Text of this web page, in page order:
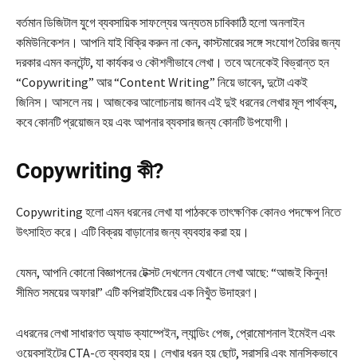
বর্তমান ডিজিটাল যুগে ব্যবসায়িক সাফল্যের অন্যতম চাবিকাঠি হলো অনলাইন
কমিউনিকেশন। আপনি যাই বিক্রি করুন না কেন, কাস্টমারের সঙ্গে সংযোগ তৈরির জন্য
দরকার এমন কনটেন্ট, যা কার্যকর ও কৌশলীভাবে লেখা। তবে অনেকেই বিভ্রান্ত হন
“Copywriting” আর “Content Writing” নিয়ে ভাবেন, দুটো একই
জিনিস। আসলে নয়। আজকের আলোচনায় জানব এই দুই ধরনের লেখার মূল পার্থক্য,
কবে কোনটি প্রয়োজন হয় এবং আপনার ব্যবসার জন্য কোনটি উপযোগী।
Copywriting কী?
Copywriting হলো এমন ধরনের লেখা যা পাঠককে তাৎক্ষণিক কোনও পদক্ষেপ নিতে
উৎসাহিত করে। এটি বিক্রয় বাড়ানোর জন্য ব্যবহার করা হয়।
যেমন, আপনি কোনো বিজ্ঞাপনের টেক্সট দেখলেন যেখানে লেখা আছে: “আজই কিনুন!
সীমিত সময়ের অফার!” এটি কপিরাইটিংয়ের এক নিখুঁত উদাহরণ।
এধরনের লেখা সাধারণত অ্যাড ক্যাম্পেইন, ল্যান্ডিং পেজ, প্রোমোশনাল ইমেইল এবং
ওয়েবসাইটের CTA-তে ব্যবহার হয়। লেখার ধরন হয় ছোট, সরাসরি এবং মানসিকভাবে